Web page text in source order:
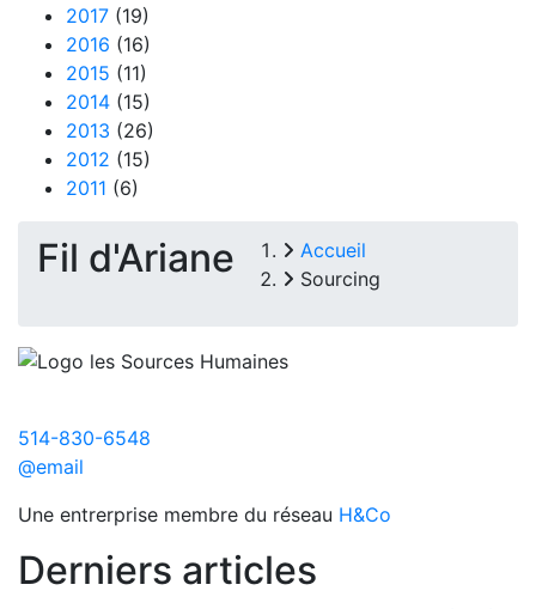
2017 (19)
2016 (16)
2015 (11)
2014 (15)
2013 (26)
2012 (15)
2011 (6)
Fil d'Ariane
Accueil
Sourcing
514-830-6548
@email
Une entrerprise membre du réseau H&Co
Derniers articles